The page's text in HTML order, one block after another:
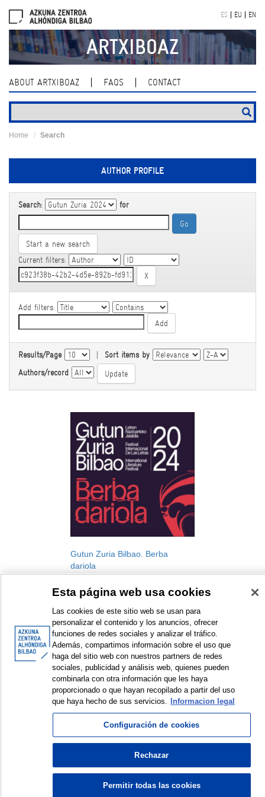
navigation
ES EU EN
ARTXIBOAZ
ABOUT ARTXIBOAZ FAQS CONTACT
Home Search
AUTHOR PROFILE
Search: for
Start a new search
Current filters:
Add filters:
Results/Page | Sort items by
Authors/record
Gutun Zuria Bilbao. Berba
dariola
Literature Festival
Festival
2024
< Items sorted by: 1 to 1 of 1 >
© Azkuna Zentroa - Alhóndiga Bilbao
Esta página web usa cookies
Las cookies de este sitio web se usan para
personalizar el contenido y los anuncios, ofrecer
funciones de redes sociales y analizar el tráfico.
Además, compartimos información sobre el uso que
haga del sitio web con nuestros partners de redes
sociales, publicidad y análisis web, quienes pueden
combinarla con otra información que les haya
proporcionado o que hayan recopilado a partir del uso
que haya hecho de sus servicios.
Informacion legal
Configuración de cookies
Rechazar
Permitir todas las cookies